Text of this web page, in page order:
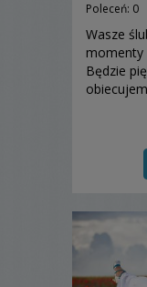
Poleceń: 0
Wasze
momenty
Będzie